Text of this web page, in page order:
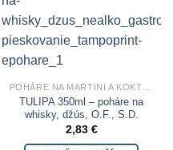
TULIPA 350ml – poháre na
whisky, džús, O.F., S.D.
2,83 €